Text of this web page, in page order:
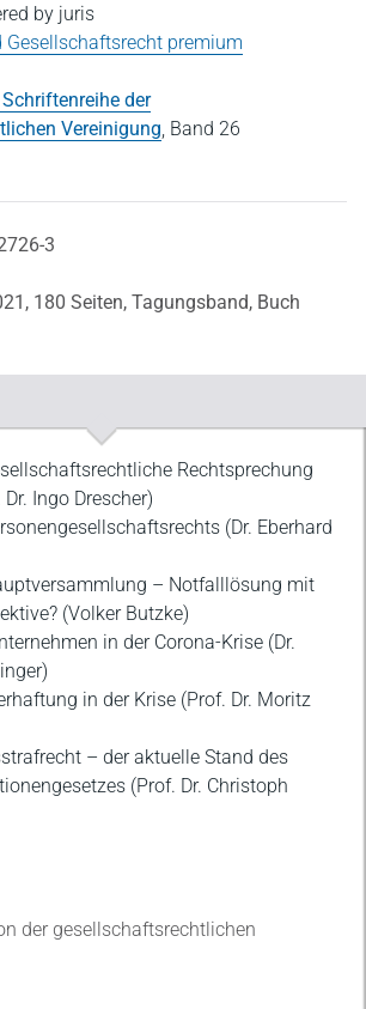
by juris
Gesellschaftsrecht premium
Schriftenreihe der
Vereinigung, Band 26
3
180 Seiten, Tagungsband, Buch
Rechtsprechung
Ingo Drescher)
(Dr. Eberhard
– Notfalllösung mit
(Volker Butzke)
in der Corona-Krise (Dr.
in der Krise (Prof. Dr. Moritz
– der aktuelle Stand des
(Prof. Dr. Christoph
der gesellschaftsrechtlichen